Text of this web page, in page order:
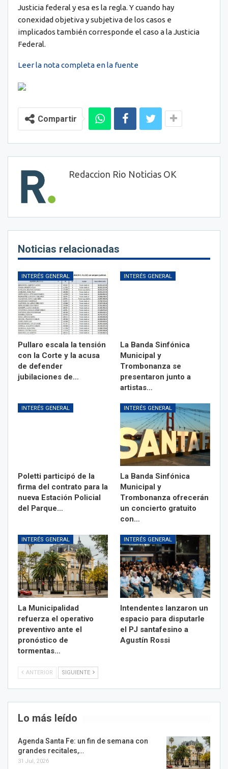
Justicia federal y esa es la regla. Y cuando hay
conexidad objetiva y subjetiva de los casos e
implicados también corresponde el caso a la Justicia
Federal.
Leer la nota completa en la fuente
Compartir
Redaccion Rio Noticias OK
Noticias relacionadas
INTERÉS GENERAL
Pullaro escala la tensión
con la Corte y la acusa
de defender
jubilaciones de…
INTERÉS GENERAL
La Banda Sinfónica
Municipal y
Trombonanza se
presentaron junto a
artistas…
INTERÉS GENERAL
Poletti participó de la
firma del contrato para la
nueva Estación Policial
del Parque…
INTERÉS GENERAL
La Banda Sinfónica
Municipal y
Trombonanza ofrecerán
un concierto gratuito
con…
INTERÉS GENERAL
La Municipalidad
refuerza el operativo
preventivo ante el
pronóstico de
tormentas…
INTERÉS GENERAL
Intendentes lanzaron un
espacio para disputarle
el PJ santafesino a
Agustín Rossi
ANTERIOR SIGUIENTE
Lo más leído
Agenda Santa Fe: un fin de semana con
grandes recitales,…
31 Jul, 2026